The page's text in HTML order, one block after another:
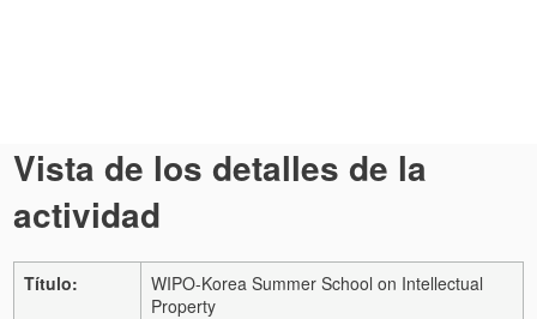
Vista de los detalles de la
actividad
Título:
WIPO-Korea Summer School on Intellectual
Property